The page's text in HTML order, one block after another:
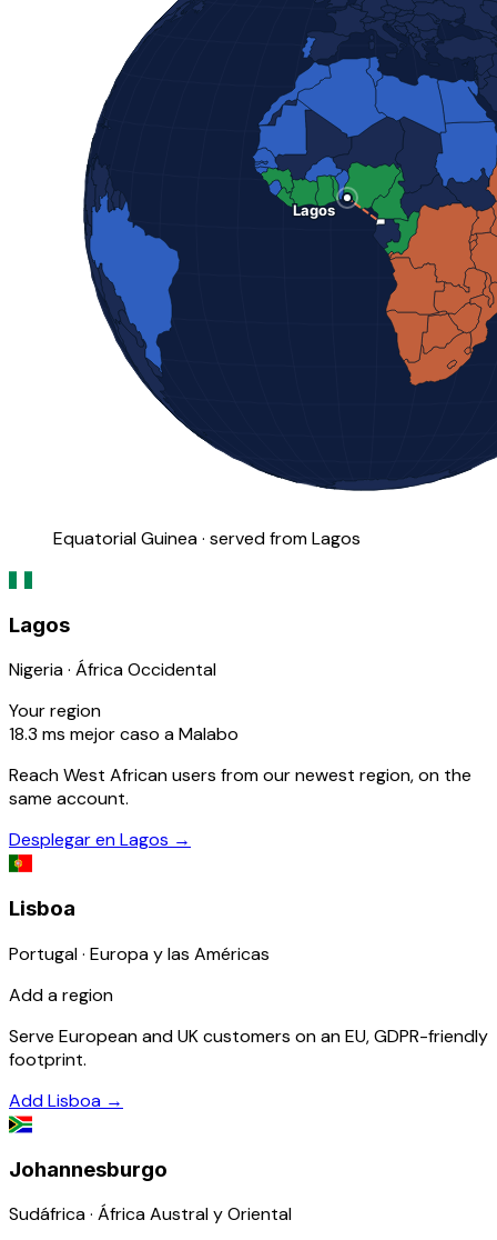
Equatorial Guinea · served from Lagos
Lagos
Nigeria · África Occidental
Your region
18.3 ms mejor caso a Malabo
Reach West African users from our newest region, on the
same account.
Desplegar en Lagos →
Lisboa
Portugal · Europa y las Américas
Add a region
Serve European and UK customers on an EU, GDPR-friendly
footprint.
Add Lisboa →
Johannesburgo
Sudáfrica · África Austral y Oriental